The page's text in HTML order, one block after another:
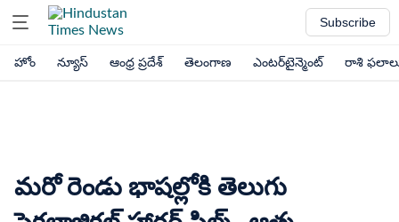
Subscribe
హోం న్యూస్ ఆంధ్ర ప్రదేశ్ తెలంగాణ ఎంటర్‌టైన్మెంట్ రాశి
మరో రెండు భాషల్లోకి తెలుగు